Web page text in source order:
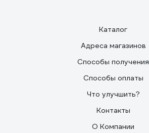
Каталог
Адреса магазинов
Способы получения
Способы оплаты
Что улучшить?
Контакты
О Компании